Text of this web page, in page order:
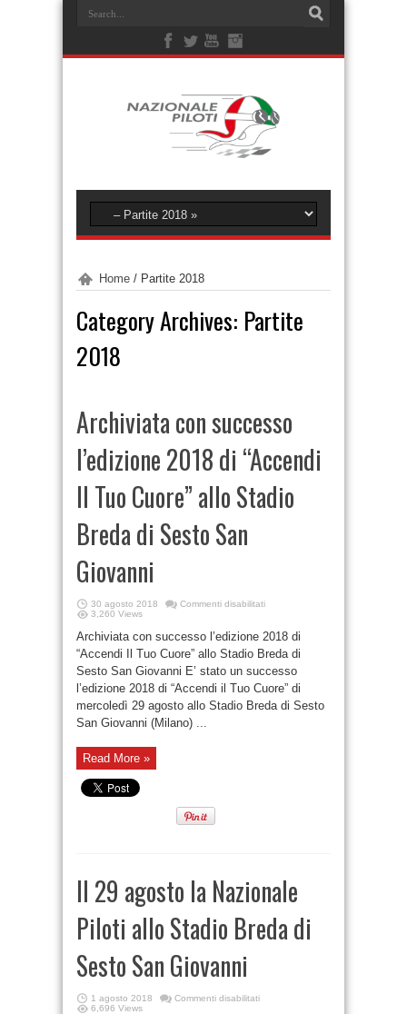
Home / Partite 2018
Category Archives: Partite
2018
Archiviata con successo
l’edizione 2018 di “Accendi
Il Tuo Cuore” allo Stadio
Breda di Sesto San
Giovanni
30 agosto 2018
Commenti disabilitati
3,260 Views
Archiviata con successo l’edizione 2018 di
“Accendi Il Tuo Cuore” allo Stadio Breda di
Sesto San Giovanni E’ stato un successo
l’edizione 2018 di “Accendi il Tuo Cuore” di
mercoledì 29 agosto allo Stadio Breda di Sesto
San Giovanni (Milano) ...
Read More »
Il 29 agosto la Nazionale
Piloti allo Stadio Breda di
Sesto San Giovanni
1 agosto 2018
Commenti disabilitati
6,696 Views